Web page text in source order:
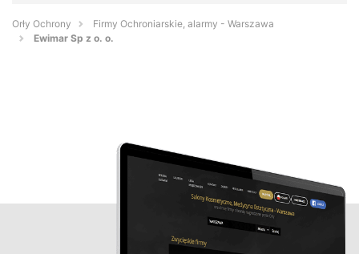
Orły Ochrony
Firmy Ochroniarskie, alarmy - Warszawa
Ewimar Sp z o. o.